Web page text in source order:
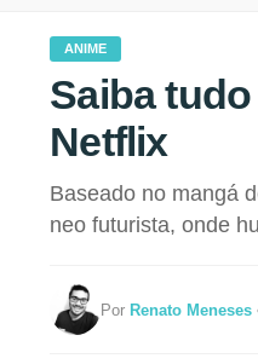
ANIME
Saiba
Netflix
Baseado no mangá
neo futurista, onde
PorRenato Meneses